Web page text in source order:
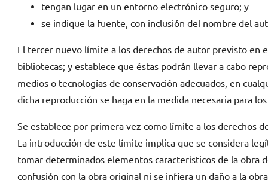
tengan lugar en un entorno electrónico seguro; y
se indique la fuente, con inclusión del nombre del
El tercer nuevo límite a los derechos de autor previsto en
bibliotecas; y establece que éstas podrán llevar a cabo
medios o tecnologías de conservación adecuados, en
dicha reproducción se haga en la medida necesaria para
Se establece por primera vez como límite a los derechos
La introducción de este límite implica que se considera
tomar determinados elementos característicos de la obra
confusión con la obra original ni se infiera un daño a la